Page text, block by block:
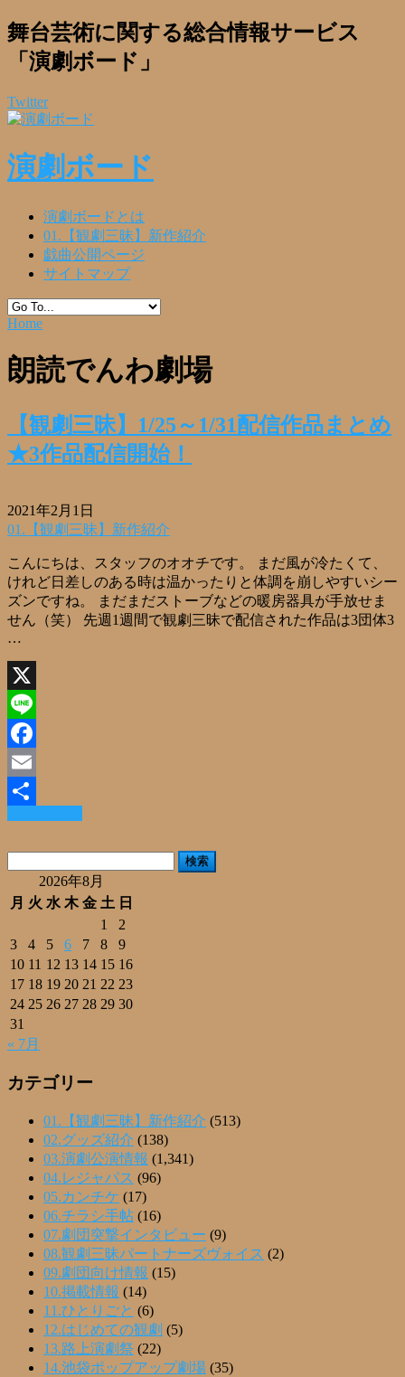
舞台芸術に関する総合情報サービス
「演劇ボード」
Twitter
演劇ボード
演劇ボードとは
01.【観劇三昧】新作紹介
戯曲公開ページ
サイトマップ
Home
朗読でんわ劇場
【観劇三昧】1/25～1/31配信作品まとめ
★3作品配信開始！
2021年2月1日
01.【観劇三昧】新作紹介
こんにちは、スタッフのオオチです。 まだ風が冷たくて、
けれど日差しのある時は温かったりと体調を崩しやすいシー
ズンですね。 まだまだストーブなどの暖房器具が手放せま
せん（笑） 先週1週間で観劇三昧で配信された作品は3団体3
…
X
Line
Facebook
Email
共
有
2026年8月
月 火 水 木 金 土 日
1
2
3
4 5 6 7 8
9
10 11 12 13 14 15 16
17 18 19 20 21 22 23
24 25 26 27 28 29 30
31
« 7月
カテゴリー
01.【観劇三昧】新作紹介 (513)
02.グッズ紹介 (138)
03.演劇公演情報 (1,341)
04.レジャパス (96)
05.カンチケ (17)
06.チラシ手帖 (16)
07.劇団突撃インタビュー (9)
08.観劇三昧パートナーズヴォイス (2)
09.劇団向け情報 (15)
10.掲載情報 (14)
11.ひとりごと (6)
12.はじめての観劇 (5)
13.路上演劇祭 (22)
14.池袋ポップアップ劇場 (35)